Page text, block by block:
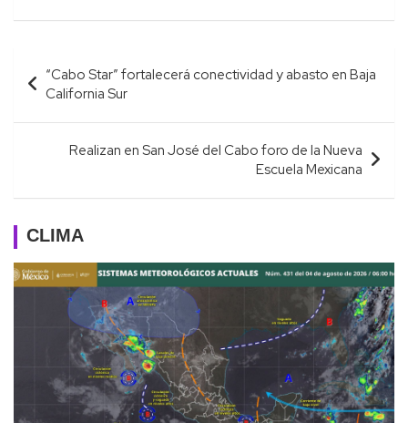
Navegación
de
entradas
“Cabo Star” fortalecerá conectividad y abasto en Baja
California Sur
Realizan en San José del Cabo foro de la Nueva
Escuela Mexicana
CLIMA